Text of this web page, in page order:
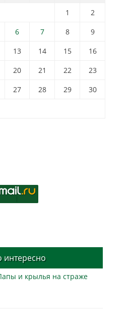
1
2
6 7 8
9
13 14 15
16
20 21 22
23
27 28 29
30
интересно
и крылья на страже